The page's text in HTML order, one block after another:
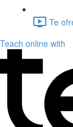
Te
Teach online with